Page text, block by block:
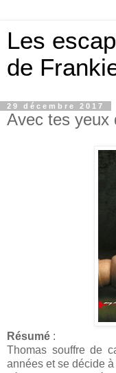
Les
de
29 décembre 2017
Avec tes yeux
Résumé :
Thomas souffre de
années et se décide